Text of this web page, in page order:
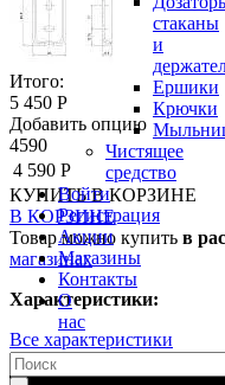
стаканы
и
Ершики
Крючки
Чистящее
средство
Войти
Регистрация
Акции
Магазины
Контакты
О
нас
Итого:
5 450 Р
Добавить опцию
4590
4 590 Р
КУПИТЬ В КОРЗИНЕ
В КОРЗИНЕ
Товар можно купить в
магазинах
Характеристики:
Все характеристики